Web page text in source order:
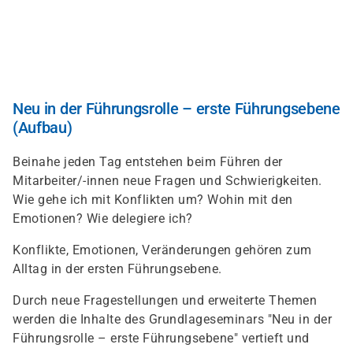
Neu in der Führungsrolle – erste Führungsebene
(Aufbau)
Beinahe jeden Tag entstehen beim Führen der
Mitarbeiter/-innen neue Fragen und Schwierigkeiten.
Wie gehe ich mit Konflikten um? Wohin mit den
Emotionen? Wie delegiere ich?
Konflikte, Emotionen, Veränderungen gehören zum
Alltag in der ersten Führungsebene.
Durch neue Fragestellungen und erweiterte Themen
werden die Inhalte des Grundlageseminars "Neu in der
Führungsrolle – erste Führungsebene" vertieft und